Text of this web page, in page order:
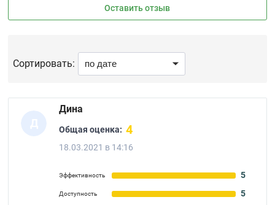
Оставить отзыв
Сортировать:
Д
Дина
Общая оценка: 4
18.03.2021 в 14:16
Эффективность 5
Доступность 5